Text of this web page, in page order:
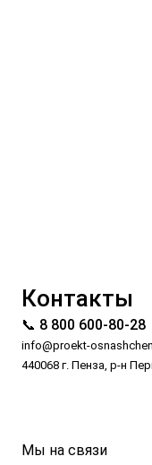
Контакты
📞 8 800 600-80-28
info@proekt-
440068 г. Пенза, р-н
Мы на связи